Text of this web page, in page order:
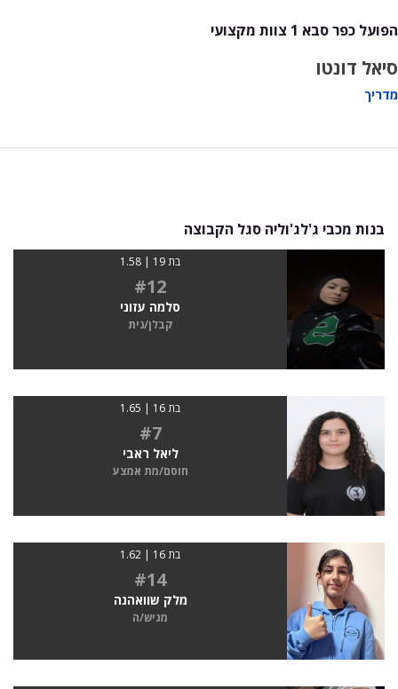
הפועל כפר סבא 1 צוות מקצועי
סיאל דונטו
מדריך
בנות מכבי ג'לג'וליה סגל הקבוצה
בת 19 | 1.58
#12
סלמה עזוני
קבלן/נית
בת 16 | 1.65
#7
ליאל ראבי
חוסם/מת אמצע
בת 16 | 1.62
#14
מלק שוואהנה
מגיש/ה